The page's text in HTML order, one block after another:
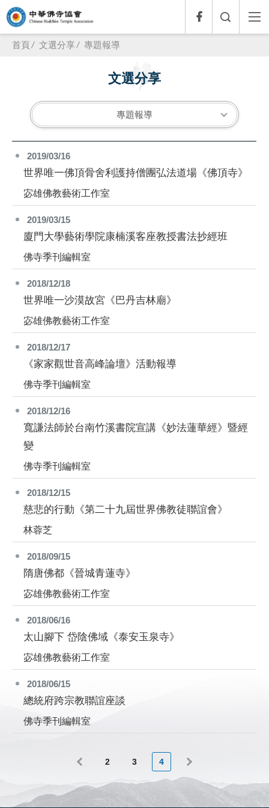
首頁 文選分享 專題報導
文選分享
專題報導
2019/03/16
世界唯一佛頂骨舍利護持僧團弘法道場《佛頂寺》
宓雄佛教藝術工作室
2019/03/15
廈門大學藝術學院康楠溪客座教授書法抄經班
佛寺季刊編輯室
2018/12/18
世界唯一沙漠故宮《巴丹吉林廟》
宓雄佛教藝術工作室
2018/12/17
《家家觀世音高峰論壇》活動報導
佛寺季刊編輯室
2018/12/16
寬謙法師於台南竹溪書院宣講《妙法蓮華經》暨經
變
佛寺季刊編輯室
2018/12/15
慈悲的行動《第二十九屆世界佛教徒聯誼會》
林蓉芝
2018/09/15
隋唐佛都《晉城青蓮寺》
宓雄佛教藝術工作室
2018/06/16
太山腳下 岱陰佛域《泰安玉泉寺》
宓雄佛教藝術工作室
2018/06/15
總統府跨宗教聯誼座談
佛寺季刊編輯室
2 3 4